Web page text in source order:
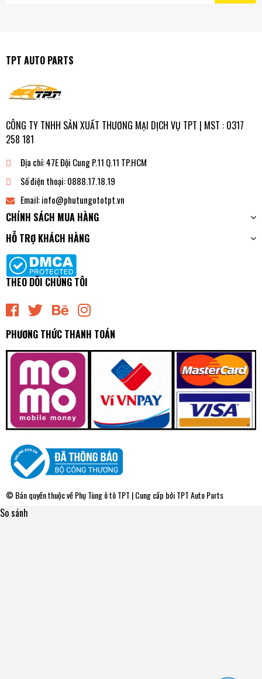
TPT AUTO PARTS
CÔNG TY TNHH SẢN XUẤT THƯƠNG MẠI DỊCH VỤ TPT | MST : 0317
258 181
Địa chỉ:47E Đội Cung P.11 Q.11 TP.HCM
Số điện thoại:0888.17.18.19
Email:info@phutungototpt.vn
CHÍNH SÁCH MUA HÀNG
HỖ TRỢ KHÁCH HÀNG
THEO DÕI CHÚNG TÔI
PHƯƠNG THỨC THANH TOÁN
© Bản quyền thuộc vềPhụ Tùng ô tô TPT | Cung cấp bởiTPT Auto Parts
So sánh